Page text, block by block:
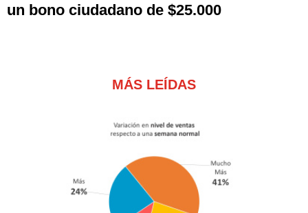
un bono ciudadano de $25.000
MÁS LEÍDAS